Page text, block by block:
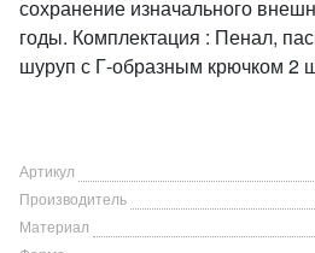
сохранение изначального
годы. Комплектация : Пенал,
шуруп с Г-образным крючком 2
Артикул
Производитель
Материал